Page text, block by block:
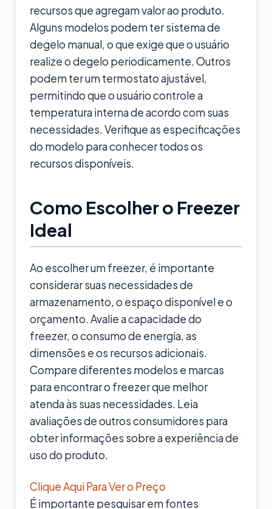
recursos que agregam valor ao produto.
Alguns modelos podem ter sistema de
degelo manual, o que exige que o usuário
realize o degelo periodicamente. Outros
podem ter um termostato ajustável,
permitindo que o usuário controle a
temperatura interna de acordo com suas
necessidades. Verifique as especificações
do modelo para conhecer todos os
recursos disponíveis.
Como Escolher o Freezer
Ideal
Ao escolher um freezer, é importante
considerar suas necessidades de
armazenamento, o espaço disponível e o
orçamento. Avalie a capacidade do
freezer, o consumo de energia, as
dimensões e os recursos adicionais.
Compare diferentes modelos e marcas
para encontrar o freezer que melhor
atenda às suas necessidades. Leia
avaliações de outros consumidores para
obter informações sobre a experiência de
uso do produto.
Clique Aqui Para Ver o Preço
É importante pesquisar em fontes